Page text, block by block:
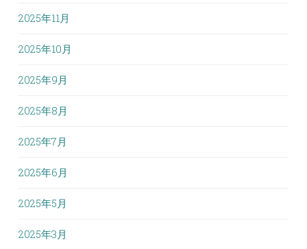
2025年11月
2025年10月
2025年9月
2025年8月
2025年7月
2025年6月
2025年5月
2025年3月